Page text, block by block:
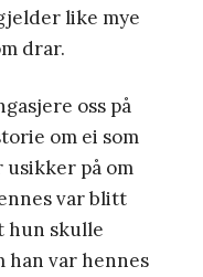
like mye
drar.
oss på
om ei som
på om
var blitt
hun skulle
han var hennes